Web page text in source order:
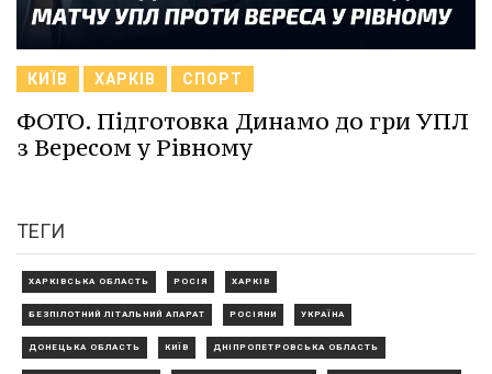
КИЇВ ХАРКІВ СПОРТ
ФОТО. Підготовка Динамо до гри УПЛ
з Вересом у Рівному
ТЕГИ
ХАРКІВСЬКА ОБЛАСТЬ РОСІЯ ХАРКІВ
БЕЗПІЛОТНИЙ ЛІТАЛЬНИЙ АПАРАТ РОСІЯНИ УКРАЇНА
ДОНЕЦЬКА ОБЛАСТЬ КИЇВ ДНІПРОПЕТРОВСЬКА ОБЛАСТЬ